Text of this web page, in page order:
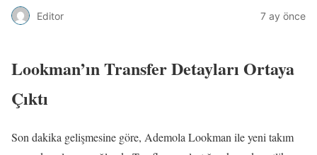
Editor 7 ay önce
Lookman’ın Transfer Detayları Ortaya
Çıktı
Son dakika gelişmesine göre, Ademola Lookman ile yeni takım